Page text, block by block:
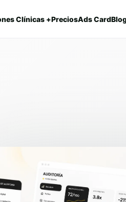
Clínicas +PreciosAds Card